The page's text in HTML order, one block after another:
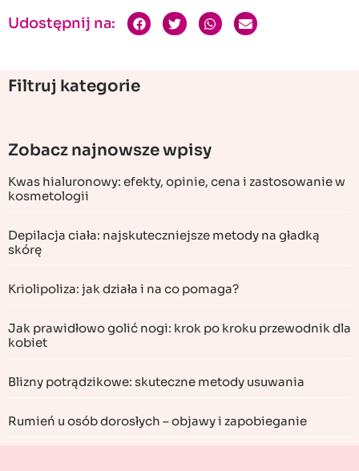
Udostępnij na:
Filtruj kategorie
Zobacz najnowsze wpisy
Kwas hialuronowy: efekty, opinie, cena i zastosowanie w
kosmetologii
Depilacja ciała: najskuteczniejsze metody na gładką
skórę
Kriolipoliza: jak działa i na co pomaga?
Jak prawidłowo golić nogi: krok po kroku przewodnik dla
kobiet
Blizny potrądzikowe: skuteczne metody usuwania
Rumień u osób dorosłych – objawy i zapobieganie